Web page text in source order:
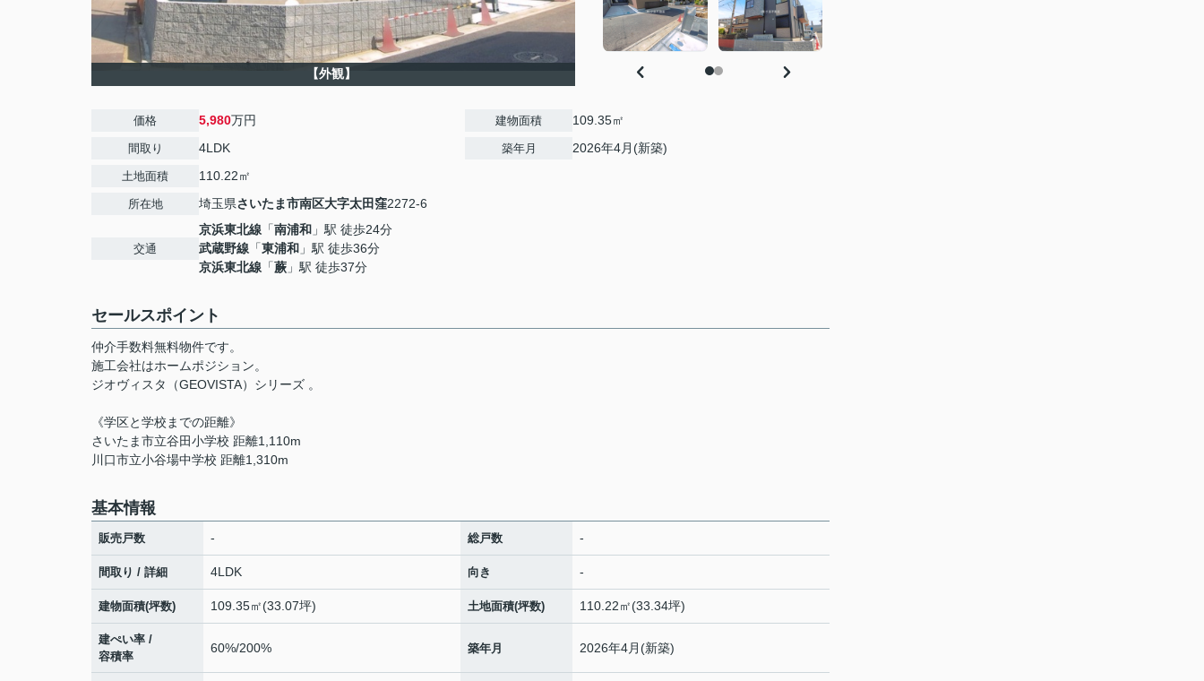
【外観】
価格 5,980万円
間取り 4LDK
土地面積 110.22㎡
所在地 埼玉県さいたま市南区大字太田窪2272-6
交通
京浜東北線 「南浦和 」駅 徒歩24分
武蔵野線 「東浦和 」駅 徒歩36分
京浜東北線 「蕨 」駅 徒歩37分
建物面積 109.35㎡
築年月 2026年4月(新築)
セールスポイント
仲介手数料無料物件です。
施工会社はホームポジション。
ジオヴィスタ（GEOVISTA）シリーズ 。
《学区と学校までの距離》
さいたま市立谷田小学校 距離1,110m
川口市立小谷場中学校 距離1,310m
基本情報
販売戸数 - 総戸数 -
間取り / 詳細 4LDK 向き -
建物面積(坪数) 109.35㎡(33.07坪) 土地面積(坪数) 110.22㎡(33.34坪)
建ぺい率 /
容積率
60%/200% 築年月 2026年4月(新築)